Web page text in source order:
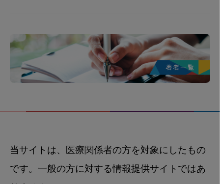
当サイトは、医療関係者の方を対象にしたもの
です。一般の方に対する情報提供サイトではあ